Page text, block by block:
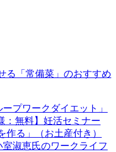
る「常備菜」のおすすめ
プワークダイエット」
：無料】妊活セミナー
作る」（お土産付き）
室淑恵氏のワークライフ